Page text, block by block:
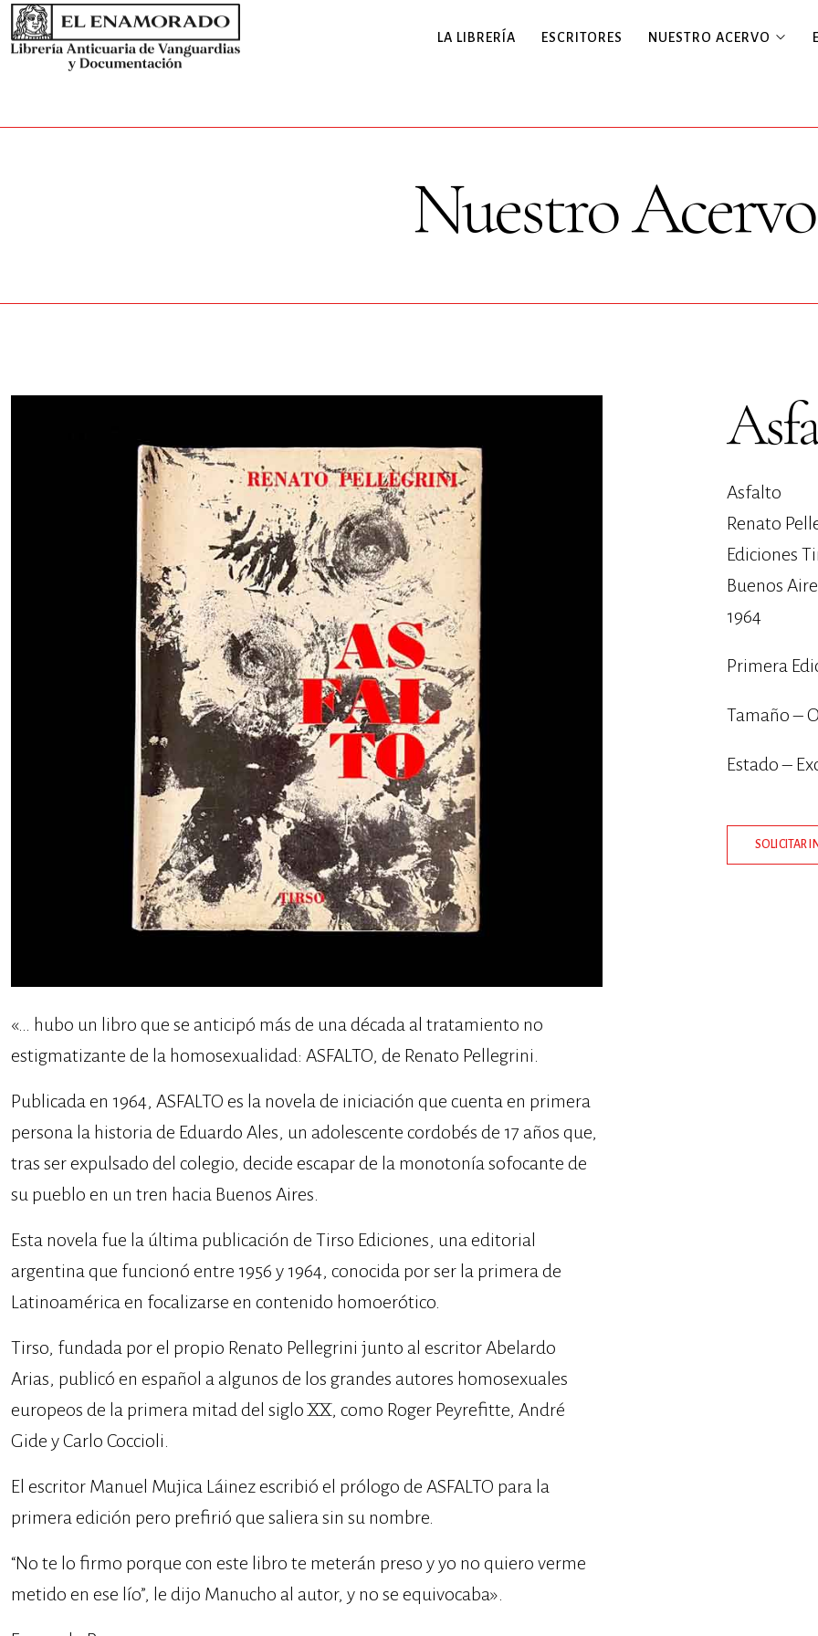
LA LIBRERÍA ESCRITORES NUESTRO ACERVO
Nuestro Acervo
«… hubo un libro que se anticipó más de una década al tratamiento no
estigmatizante de la homosexualidad: ASFALTO, de Renato Pellegrini.
Publicada en 1964, ASFALTO es la novela de iniciación que cuenta en primera
persona la historia de Eduardo Ales, un adolescente cordobés de 17 años que,
tras ser expulsado del colegio, decide escapar de la monotonía sofocante de
su pueblo en un tren hacia Buenos Aires.
Esta novela fue la última publicación de Tirso Ediciones, una editorial
argentina que funcionó entre 1956 y 1964, conocida por ser la primera de
Latinoamérica en focalizarse en contenido homoerótico.
Tirso, fundada por el propio Renato Pellegrini junto al escritor Abelardo
Arias, publicó en español a algunos de los grandes autores homosexuales
europeos de la primera mitad del siglo XX, como Roger Peyrefitte, André
Gide y Carlo Coccioli.
El escritor Manuel Mujica Láinez escribió el prólogo de ASFALTO para la
primera edición pero prefirió que saliera sin su nombre.
“No te lo firmo porque con este libro te meterán preso y yo no quiero verme
metido en ese lío”, le dijo Manucho al autor, y no se equivocaba».
Asfalto
Renato
Ediciones
Buenos
1964
Primera
Tamaño –
Estado –
SOLICITAR